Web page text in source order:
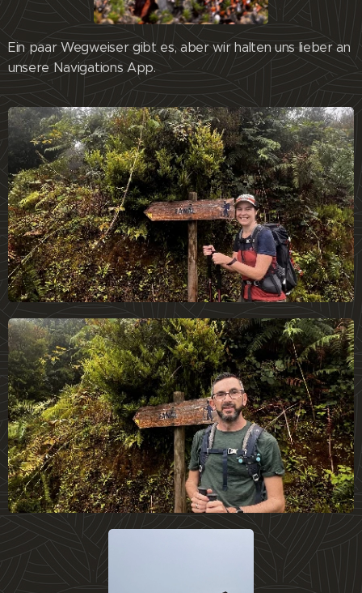
Ein paar Wegweiser gibt es, aber wir halten uns lieber an
unsere Navigations App.